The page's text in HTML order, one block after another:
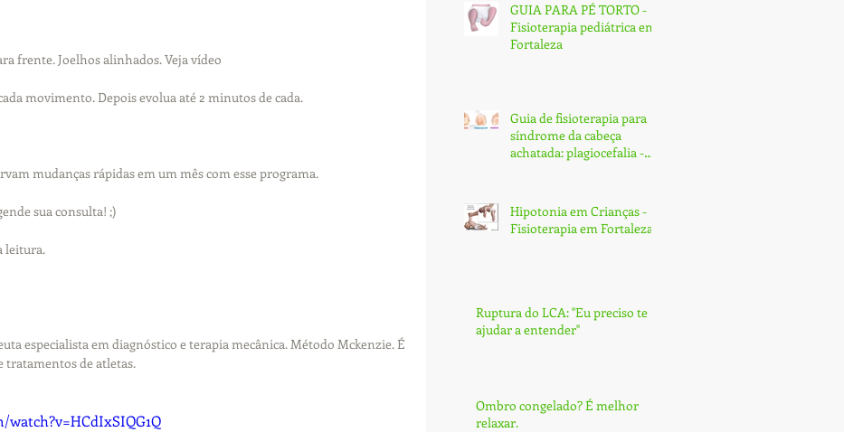
frente. Joelhos alinhados. Veja vídeo
movimento. Depois evolua até 2 minutos de cada.
mudanças rápidas em um mês com esse programa.
sua consulta! ;)
leitura.
especialista em diagnóstico e terapia mecânica. Método Mckenzie. É
tratamentos de atletas.
GUIA PARA PÉ TORTO -
Fisioterapia pediátrica em
Fortaleza
Guia de fisioterapia para
síndrome da cabeça
achatada: plagiocefalia -
Hipotonia em Crianças -
Fisioterapia em Fortaleza
Ruptura do LCA: ''Eu preciso te
ajudar a entender''
Ombro congelado? É melhor
relaxar.